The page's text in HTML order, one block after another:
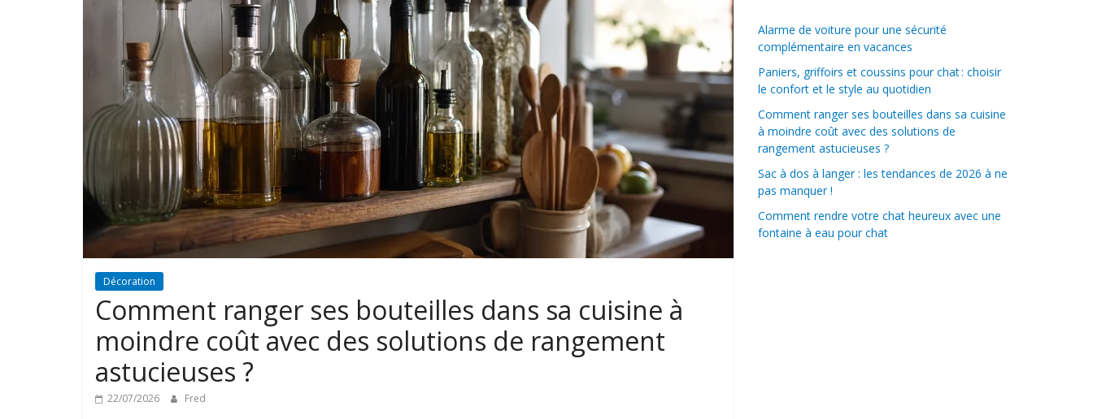
Décoration
Comment ranger ses bouteilles dans sa cuisine à
moindre coût avec des solutions de rangement
astucieuses ?
22/07/2026 Fred
Alarme de voiture pour une sécurité
complémentaire en vacances
Paniers, griffoirs et coussins pour chat : choisir
le confort et le style au quotidien
Comment ranger ses bouteilles dans sa cuisine
à moindre coût avec des solutions de
rangement astucieuses ?
Sac à dos à langer : les tendances de 2026 à ne
pas manquer !
Comment rendre votre chat heureux avec une
fontaine à eau pour chat